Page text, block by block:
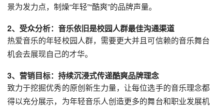
景为发力点，制燥“年轻”“酷爽”的品牌声量。
2、受众分析：音乐依旧是校园人群最佳沟通渠道
热爱音乐的年轻校园人群，需要更大并且可信赖的音乐舞台
机会去展现自己的才华。
3、营销目标：持续沉浸式传递酷爽品牌理念
致力于挖掘优秀的原创新生力量，让每位选手的音乐理念都
得以充分展示，为年轻音乐人创造更多的舞台和职业发展机